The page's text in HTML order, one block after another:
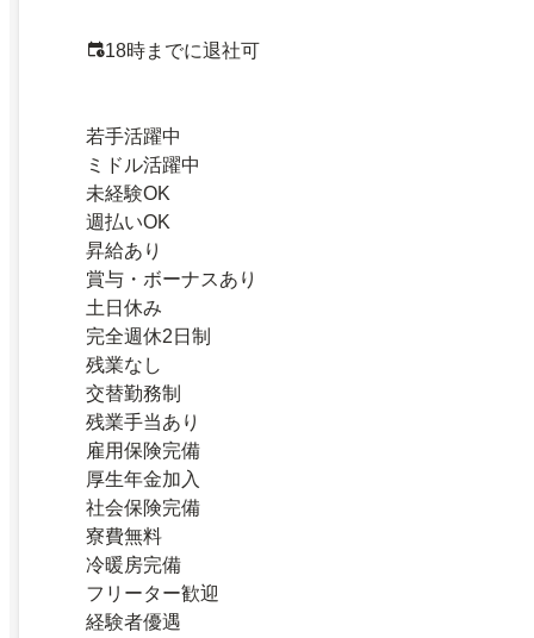
18時までに退社可
若手活躍中
ミドル活躍中
未経験OK
週払いOK
昇給あり
賞与・ボーナスあり
土日休み
完全週休2日制
残業なし
交替勤務制
残業手当あり
雇用保険完備
厚生年金加入
社会保険完備
寮費無料
冷暖房完備
フリーター歓迎
経験者優遇